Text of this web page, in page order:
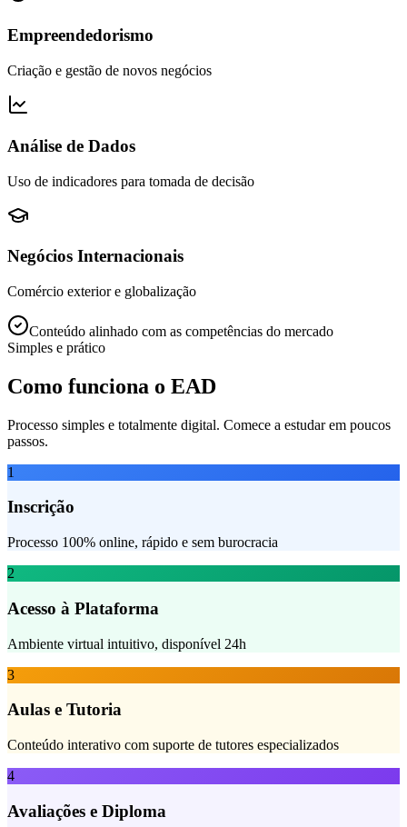
Empreendedorismo
Criação e gestão de novos negócios
Análise de Dados
Uso de indicadores para tomada de decisão
Negócios Internacionais
Comércio exterior e globalização
Conteúdo alinhado com as competências do mercado
Simples e prático
Como funciona o EAD
Processo simples e totalmente digital. Comece a estudar em poucos
passos.
1
Inscrição
Processo 100% online, rápido e sem burocracia
2
Acesso à Plataforma
Ambiente virtual intuitivo, disponível 24h
3
Aulas e Tutoria
Conteúdo interativo com suporte de tutores especializados
4
Avaliações e Diploma